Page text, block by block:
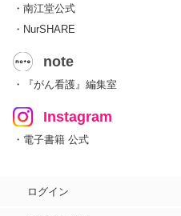
・南江堂公式
・NurSHARE
note
・『がん看護』編集室
Instagram
・電子書籍 公式
ログイン